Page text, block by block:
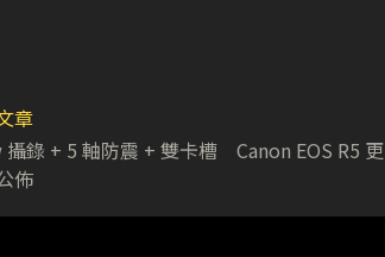
章
攝錄 + 5 軸防震 + 雙卡槽 Canon EOS R5 更
佈